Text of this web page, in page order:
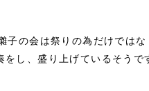
子の会は祭りの為だけでは
をし、盛り上げているそうで